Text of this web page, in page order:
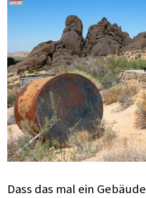
Dass das mal ein